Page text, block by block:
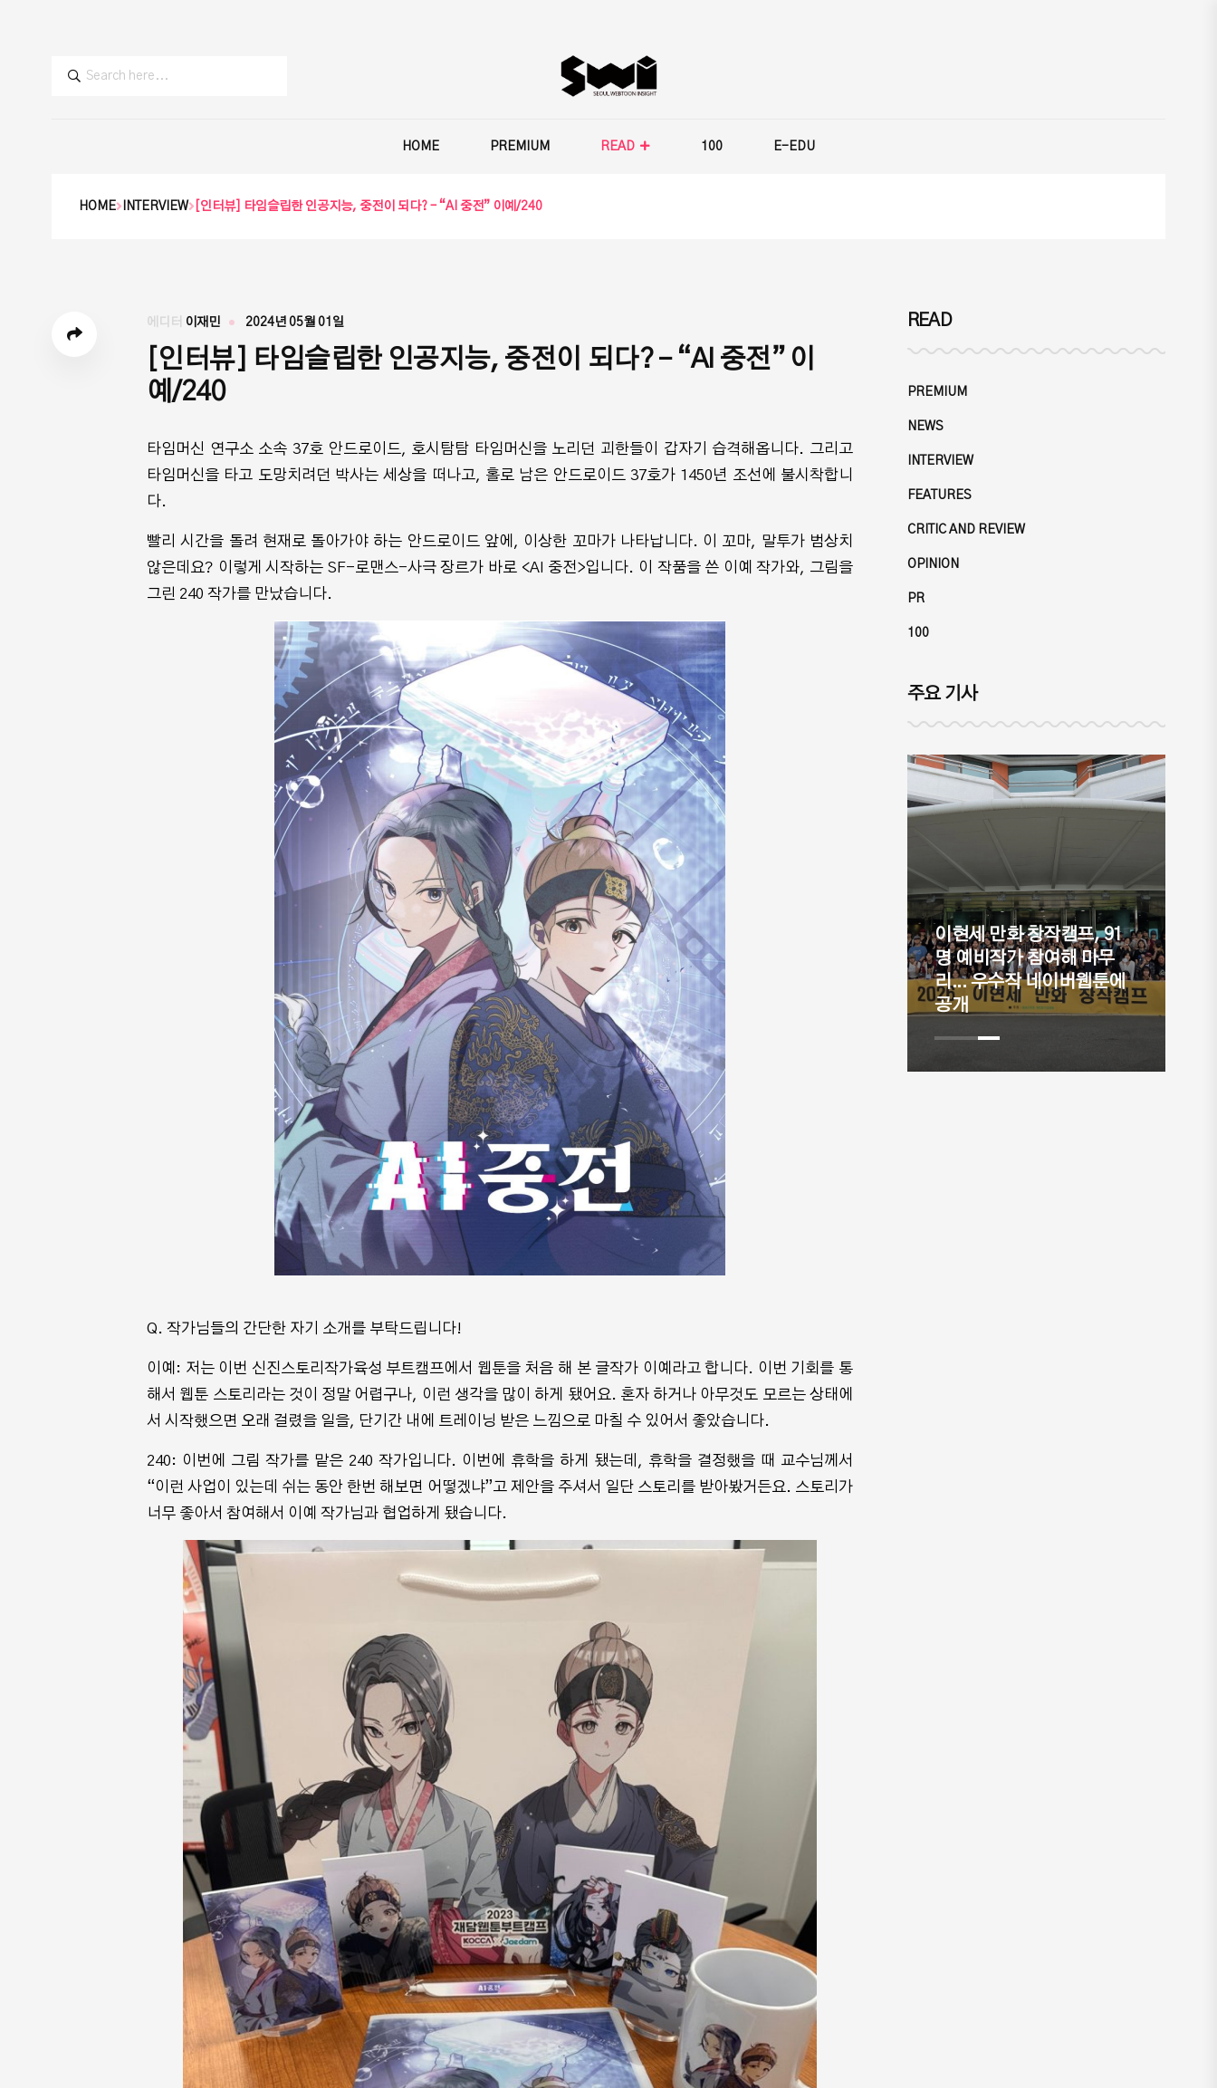
HOME PREMIUM READ 100 E-EDU
HOME INTERVIEW [인터뷰] 타임슬립한 인공지능, 중전이 되다? – “AI 중전” 이예/240
에디터 이재민 2024년 05월 01일
[인터뷰] 타임슬립한 인공지능, 중전이 되다? – “AI 중전” 이
예/240
타임머신 연구소 소속 37호 안드로이드, 호시탐탐 타임머신을 노리던 괴한들이 갑자기 습격해옵니다. 그리고
타임머신을 타고 도망치려던 박사는 세상을 떠나고, 홀로 남은 안드로이드 37호가 1450년 조선에 불시착합니
다.
빨리 시간을 돌려 현재로 돌아가야 하는 안드로이드 앞에, 이상한 꼬마가 나타납니다. 이 꼬마, 말투가 범상치
않은데요? 이렇게 시작하는 SF-로맨스-사극 장르가 바로 <AI 중전>입니다. 이 작품을 쓴 이예 작가와, 그림을
그린 240 작가를 만났습니다.
Q. 작가님들의 간단한 자기 소개를 부탁드립니다!
이예: 저는 이번 신진스토리작가육성 부트캠프에서 웹툰을 처음 해 본 글작가 이예라고 합니다. 이번 기회를 통
해서 웹툰 스토리라는 것이 정말 어렵구나, 이런 생각을 많이 하게 됐어요. 혼자 하거나 아무것도 모르는 상태에
서 시작했으면 오래 걸렸을 일을, 단기간 내에 트레이닝 받은 느낌으로 마칠 수 있어서 좋았습니다.
240: 이번에 그림 작가를 맡은 240 작가입니다. 이번에 휴학을 하게 됐는데, 휴학을 결정했을 때 교수님께서
“이런 사업이 있는데 쉬는 동안 한번 해보면 어떻겠냐”고 제안을 주셔서 일단 스토리를 받아봤거든요. 스토리가
너무 좋아서 참여해서 이예 작가님과 협업하게 됐습니다.
READ
PREMIUM
NEWS
INTERVIEW
FEATURES
CRITIC AND REVIEW
OPINION
PR
100
주요 기사
이현세 만화 창작캠프, 91
명 예비작가 참여해 마무
리... 우수작 네이버웹툰에
⟨나 혼자만 레벨업⟩ 극장판
제작 확정
네이버웹툰 지상최대공모
전 모집... 총 20편 선정
(8.31~9.4)
이현세 만화 창작캠프, 91
명 예비작가 참여해 마무
리... 우수작 네이버웹툰에
공개